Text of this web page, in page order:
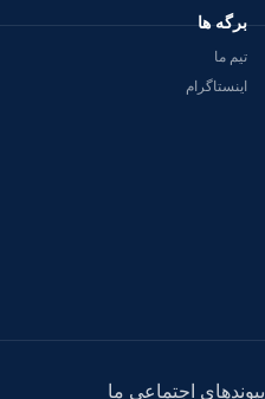
برگه ها
تیم ما
اینستاگرام
پیوندهای اجتماعی ما